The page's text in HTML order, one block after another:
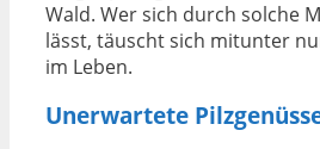
Wald. Wer sich durch solche
lässt, täuscht sich mitunter
im Leben.
Unerwartete